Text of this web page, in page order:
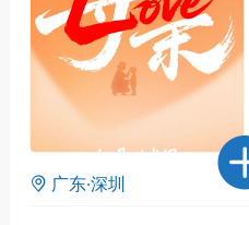
容平，顺时收
时精气
谷气行、
下的脾胃
广东·深圳